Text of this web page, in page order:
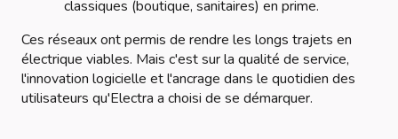
classiques (boutique, sanitaires) en prime.
Ces réseaux ont permis de rendre les longs trajets en
électrique viables. Mais c'est sur la qualité de service,
l'innovation logicielle et l'ancrage dans le quotidien des
utilisateurs qu'Electra a choisi de se démarquer.